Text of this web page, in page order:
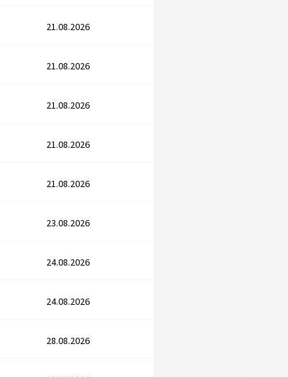
21.08.2026
21.08.2026
21.08.2026
21.08.2026
21.08.2026
23.08.2026
24.08.2026
24.08.2026
28.08.2026